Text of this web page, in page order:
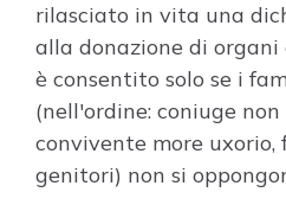
rilasciato in vita una
alla donazione di
è consentito solo se i
(nell'ordine: coniuge non
convivente more
genitori) non si